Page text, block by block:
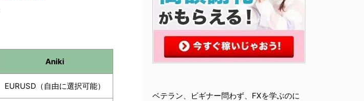
Aniki
EURUSD（自由に選択可能）
ベテラン、ビギナー問わず、FXを学ぶのに